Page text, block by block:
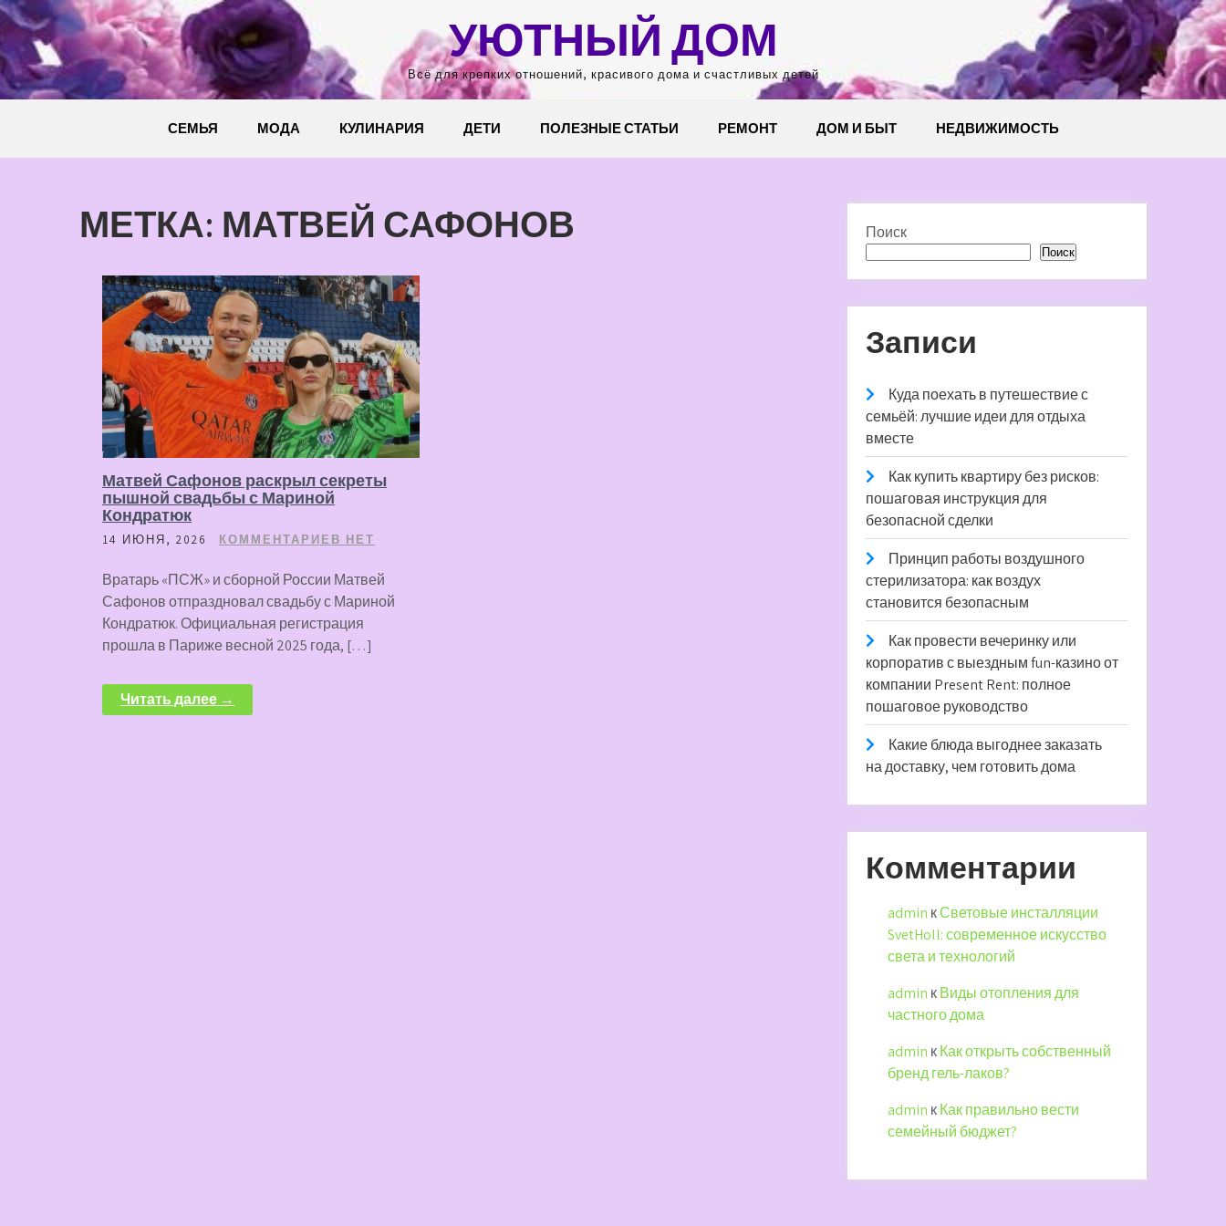
Перейти
содержимому
УЮТНЫЙ ДОМ
Всё для крепких отношений, красивого дома и счастливых детей
СЕМЬЯ МОДА КУЛИНАРИЯ ДЕТИ ПОЛЕЗНЫЕ СТАТЬИ РЕМОНТ ДОМ И БЫТ НЕДВИЖИМОСТЬ
МЕТКА: МАТВЕЙ САФОНОВ
Матвей Сафонов раскрыл секреты
пышной свадьбы с Мариной
Кондратюк
14 ИЮНЯ, 2026 КОММЕНТАРИЕВ НЕТ
Вратарь «ПСЖ» и сборной России Матвей
Сафонов отпраздновал свадьбу с Мариной
Кондратюк. Официальная регистрация
прошла в Париже весной 2025 года, […]
Читать далее →
Поиск
Поиск
Записи
Куда поехать в путешествие с
семьёй: лучшие идеи для отдыха
вместе
Как купить квартиру без рисков:
пошаговая инструкция для
безопасной сделки
Принцип работы воздушного
стерилизатора: как воздух
становится безопасным
Как провести вечеринку или
корпоратив с выездным fun-казино от
компании Present Rent: полное
пошаговое руководство
Какие блюда выгоднее заказать
на доставку, чем готовить дома
Комментарии
admin кСветовые инсталляции
SvetHoll: современное искусство
света и технологий
admin кВиды отопления для
частного дома
admin кКак открыть собственный
бренд гель-лаков?
admin кКак правильно вести
семейный бюджет?